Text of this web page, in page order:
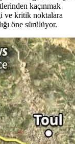
kaçınmak
ve kritik noktalara
öne sürülüyor.